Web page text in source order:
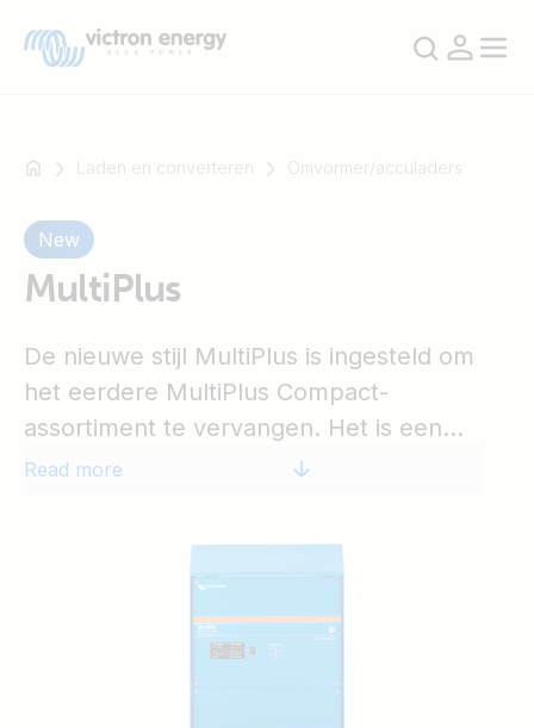
For
example
SmartSolar
Orion
XS
Laden en converteren Omvormer/acculaders
New
MultiPlus
De nieuwe stijl MultiPlus is ingesteld om
het eerdere MultiPlus Compact-
assortiment te vervangen. Het is een
krachtige sinusgolf-omvormer, een
AC-wisselschakelaar in een enkele
Read more